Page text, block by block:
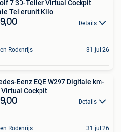
7 3D-Teller Virtual Cockpit
Tellerunit Kilo
Details
Rodenrijs 31 jul 26
Benz EQE W297 Digitale km-
Cockpit
Details
en Rodenrijs 31 jul 26